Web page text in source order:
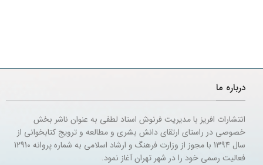
درباره ما
انتشارات افریز با مدیریت فرنوش استاد لطفی به عنوان ناشر بخش
خصوصی در راستای ارتقای دانش بشری و مطالعه و ترویج کتابخوانی از
سال 1394 با مجوز از وزارت فرهنگ و ارشاد اسلامی به شماره پروانه 12910
فعالیت رسمی خود را در شهر تهران آغاز نمود.